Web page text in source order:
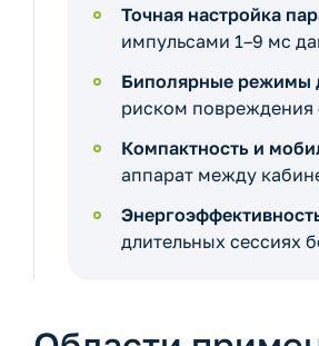
Точная настройка
импульсами 1–9 мс
Биполярные режимы
риском повреждения
Компактность и
аппарат между
длительных сессиях